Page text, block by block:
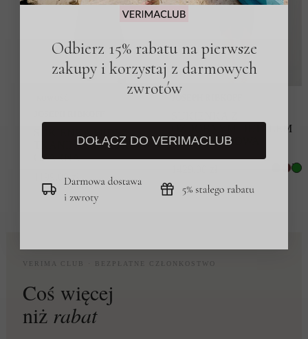
TKANINY MEMORY
CZARNA
1199.00
OZDOBNYM DETALEM
SZMARAGDOWA
VERIMA CLUB · BEZPŁATNE CZŁONKOSTWO
Coś więcej
niż rabat
Odbierz 15% rabatu na pierwsze
zakupy i korzystaj z darmowych
zwrotów
DOŁĄCZ DO VERIMACLUB